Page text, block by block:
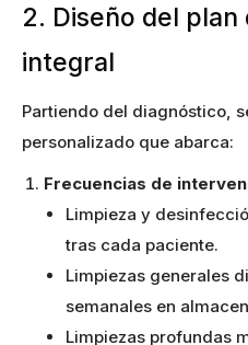
2. Diseño del plan
integral
Partiendo del diagnóstico,
personalizado que abarca:
Frecuencias de
Limpieza y
tras cada paciente.
Limpiezas generales
semanales en
Limpiezas profundas